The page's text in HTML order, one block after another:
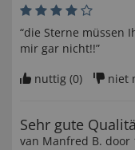
“die Sterne müssen
mir gar nicht!!”
nuttig (0) niet
Sehr gute
van Manfred B. door